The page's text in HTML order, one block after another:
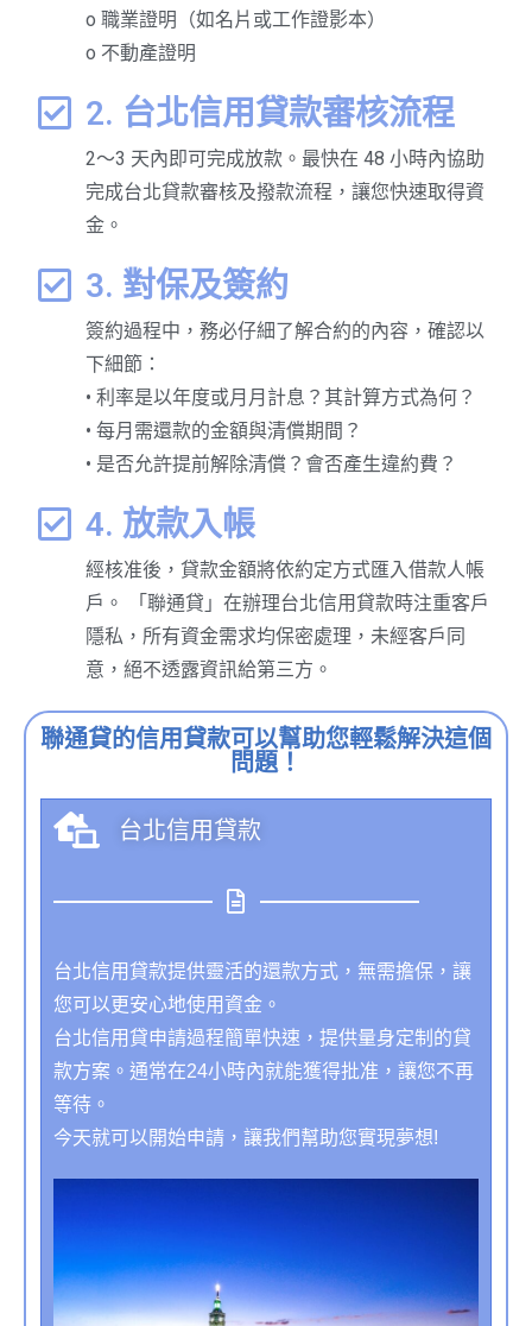
o 職業證明（如名片或工作證影本）
o 不動產證明
2. 台北信用貸款審核流程
2～3 天內即可完成放款。最快在 48 小時內協助
完成台北貸款審核及撥款流程，讓您快速取得資
金。
3. 對保及簽約
簽約過程中，務必仔細了解合約的內容，確認以
下細節：
• 利率是以年度或月月計息？其計算方式為何？
• 每月需還款的金額與清償期間？
• 是否允許提前解除清償？會否產生違約費？
4. 放款入帳
經核准後，貸款金額將依約定方式匯入借款人帳
戶。 「聯通貸」在辦理台北信用貸款時注重客戶
隱私，所有資金需求均保密處理，未經客戶同
意，絕不透露資訊給第三方。
聯通貸的信用貸款可以幫助您輕鬆解決這個
問題！
台北信用貸款
台北信用貸款提供靈活的還款方式，無需擔保，讓
您可以更安心地使用資金。
台北信用貸申請過程簡單快速，提供量身定制的貸
款方案。通常在24小時內就能獲得批准，讓您不再
等待。
今天就可以開始申請，讓我們幫助您實現夢想!